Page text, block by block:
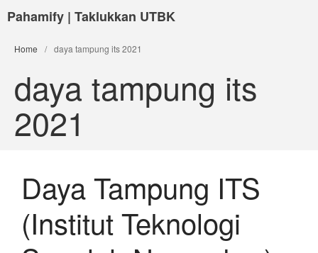
Pahamify | Taklukkan UTBK
Home / daya tampung its 2021
daya tampung its
2021
Daya Tampung ITS
(Institut Teknologi